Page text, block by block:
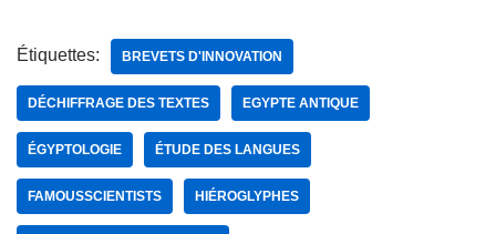
Étiquettes: BREVETS D'INNOVATION
DÉCHIFFRAGE DES TEXTES EGYPTE ANTIQUE
ÉGYPTOLOGIE ÉTUDE DES LANGUES
FAMOUSSCIENTISTS HIÉROGLYPHES